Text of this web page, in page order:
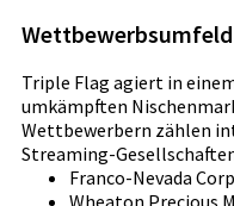
Wettbewerbsumfeld
Triple Flag agiert in
umkämpften
Wettbewerbern zählen
Streaming-
Franco-Nevada
Wheaton Precious